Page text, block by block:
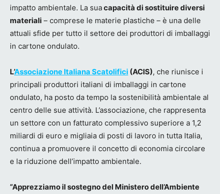
impatto ambientale. La suacapacità di sostituire diversi
materiali – comprese le materie plastiche – è una delle
attuali sfide per tutto il settore dei produttori di imballaggi
in cartone ondulato.
L’Associazione Italiana Scatolifici (ACIS), che riunisce i
principali produttori italiani di imballaggi in cartone
ondulato, ha posto da tempo la sostenibilità ambientale al
centro delle sue attività. L’associazione, che rappresenta
un settore con un fatturato complessivo superiore a 1,2
miliardi di euro e migliaia di posti di lavoro in tutta Italia,
continua a promuovere il concetto di economia circolare
e la riduzione dell’impatto ambientale.
“Apprezziamo il sostegno del Ministero dell’Ambiente